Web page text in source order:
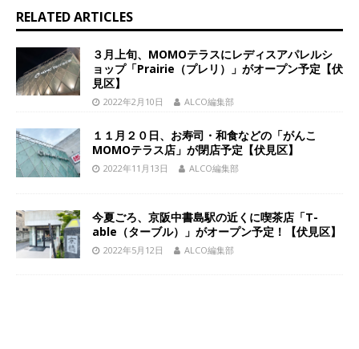
RELATED ARTICLES
３月上旬、MOMOテラスにレディスアパレルシ
ョップ「Prairie（プレリ）」がオープン予定【伏
見区】
2022年2月10日 ALCO編集部
１１月２０日、お寿司・和食などの「がんこ
MOMOテラス店」が閉店予定【伏見区】
2022年11月13日 ALCO編集部
今夏ごろ、京阪中書島駅の近くに喫茶店「T-
able（ターブル）」がオープン予定！【伏見区】
2022年5月12日 ALCO編集部